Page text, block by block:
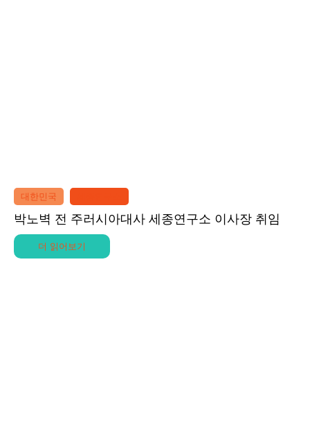
대한민국
박노벽 전 주러시아대사 세종연구소 이사장 취임
더 읽어보기